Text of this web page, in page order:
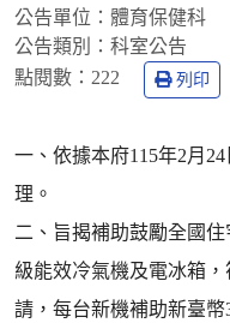
公告單位： 體育保健科
公告類別： 科室公告
點閱數： 222 列印
一、依據本府115年2月
理。
二、旨揭補助鼓勵全國
級能效冷氣機及電冰箱
請，每台新機補助新臺幣